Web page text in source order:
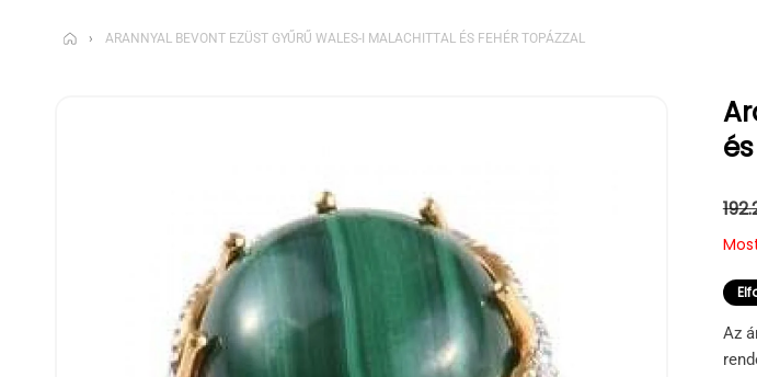
› ARANNYAL BEVONT EZÜST GYŰRŰ WALES-I MALACHITTAL ÉS FEHÉR TOPÁZZAL
Az